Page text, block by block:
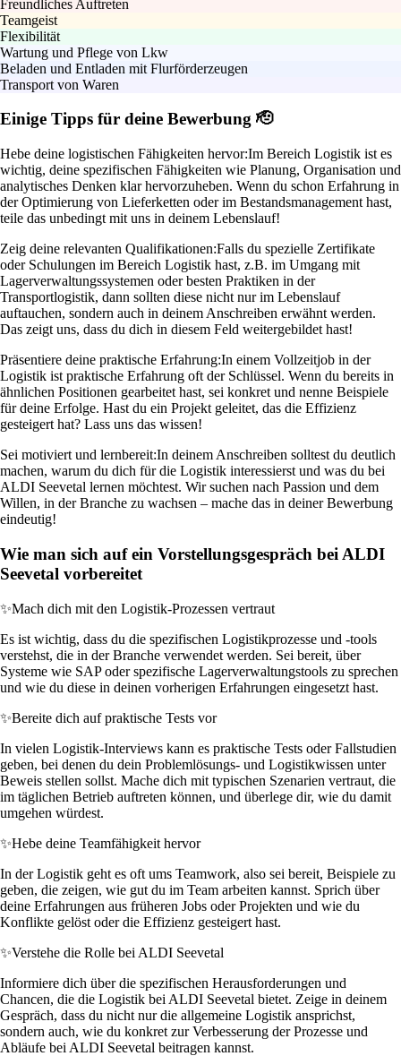
Freundliches Auftreten
Teamgeist
Flexibilität
Wartung und Pflege von Lkw
Beladen und Entladen mit Flurförderzeugen
Transport von Waren
Einige Tipps für deine Bewerbung 🫡
Hebe deine logistischen Fähigkeiten hervor:Im Bereich Logistik ist es
wichtig, deine spezifischen Fähigkeiten wie Planung, Organisation und
analytisches Denken klar hervorzuheben. Wenn du schon Erfahrung in
der Optimierung von Lieferketten oder im Bestandsmanagement hast,
teile das unbedingt mit uns in deinem Lebenslauf!
Zeig deine relevanten Qualifikationen:Falls du spezielle Zertifikate
oder Schulungen im Bereich Logistik hast, z.B. im Umgang mit
Lagerverwaltungssystemen oder besten Praktiken in der
Transportlogistik, dann sollten diese nicht nur im Lebenslauf
auftauchen, sondern auch in deinem Anschreiben erwähnt werden.
Das zeigt uns, dass du dich in diesem Feld weitergebildet hast!
Präsentiere deine praktische Erfahrung:In einem Vollzeitjob in der
Logistik ist praktische Erfahrung oft der Schlüssel. Wenn du bereits in
ähnlichen Positionen gearbeitet hast, sei konkret und nenne Beispiele
für deine Erfolge. Hast du ein Projekt geleitet, das die Effizienz
gesteigert hat? Lass uns das wissen!
Sei motiviert und lernbereit:In deinem Anschreiben solltest du deutlich
machen, warum du dich für die Logistik interessierst und was du bei
ALDI Seevetal lernen möchtest. Wir suchen nach Passion und dem
Willen, in der Branche zu wachsen – mache das in deiner Bewerbung
eindeutig!
Wie man sich auf ein Vorstellungsgespräch bei ALDI
Seevetal vorbereitet
✨Mach dich mit den Logistik-Prozessen vertraut
Es ist wichtig, dass du die spezifischen Logistikprozesse und -tools
verstehst, die in der Branche verwendet werden. Sei bereit, über
Systeme wie SAP oder spezifische Lagerverwaltungstools zu sprechen
und wie du diese in deinen vorherigen Erfahrungen eingesetzt hast.
✨Bereite dich auf praktische Tests vor
In vielen Logistik-Interviews kann es praktische Tests oder Fallstudien
geben, bei denen du dein Problemlösungs- und Logistikwissen unter
Beweis stellen sollst. Mache dich mit typischen Szenarien vertraut, die
im täglichen Betrieb auftreten können, und überlege dir, wie du damit
umgehen würdest.
✨Hebe deine Teamfähigkeit hervor
In der Logistik geht es oft ums Teamwork, also sei bereit, Beispiele zu
geben, die zeigen, wie gut du im Team arbeiten kannst. Sprich über
deine Erfahrungen aus früheren Jobs oder Projekten und wie du
Konflikte gelöst oder die Effizienz gesteigert hast.
✨Verstehe die Rolle bei ALDI Seevetal
Informiere dich über die spezifischen Herausforderungen und
Chancen, die die Logistik bei ALDI Seevetal bietet. Zeige in deinem
Gespräch, dass du nicht nur die allgemeine Logistik ansprichst,
sondern auch, wie du konkret zur Verbesserung der Prozesse und
Abläufe bei ALDI Seevetal beitragen kannst.